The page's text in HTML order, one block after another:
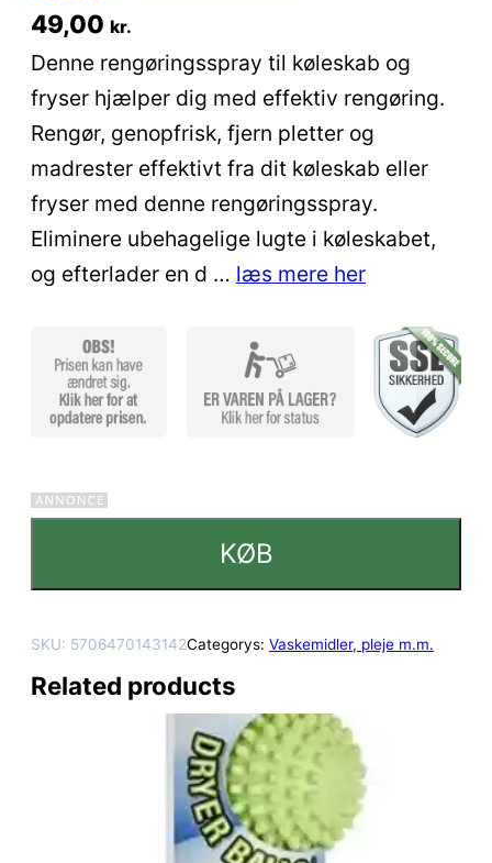
Bedømt
som
ud af 5
baseret
på
105
kundebed
ømmels
er
49,00 kr.
Denne rengøringsspray til køleskab og
fryser hjælper dig med effektiv rengøring.
Rengør, genopfrisk, fjern pletter og
madrester effektivt fra dit køleskab eller
fryser med denne rengøringsspray.
Eliminere ubehagelige lugte i køleskabet,
og efterlader en d … læs mere her
KØB
SKU: 5706470143142Categorys: Vaskemidler, pleje m.m.
Related products